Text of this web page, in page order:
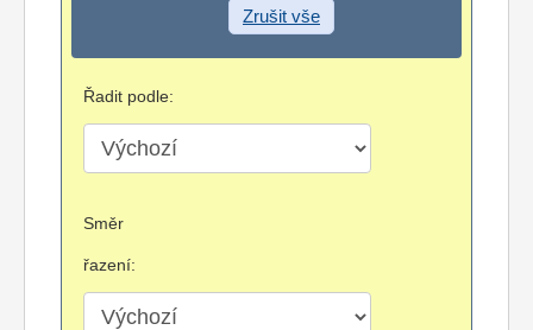
Zrušit vše
Řadit podle:
Směr
řazení: